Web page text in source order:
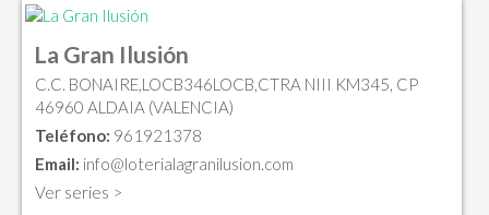
La Gran Ilusión
C.C. BONAIRE,LOCB346LOCB,CTRA NIII KM345, CP
46960 ALDAIA (VALENCIA)
Teléfono: 961921378
Email: info@loterialagranilusion.com
Ver series >